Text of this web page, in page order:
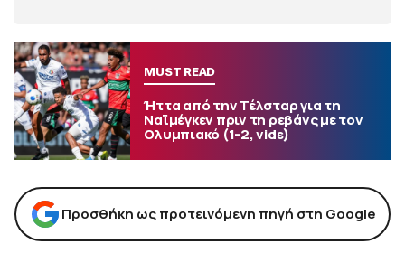
MUST READ
Ήττα από την Τέλσταρ για τη
Ναϊμέγκεν πριν τη ρεβάνς με τον
Ολυμπιακό (1-2, vids)
Προσθήκη ως προτεινόμενη πηγή στη Google